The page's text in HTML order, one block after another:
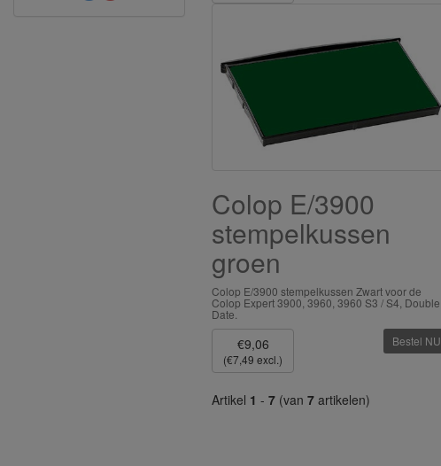
Colop E/3900
stempelkussen
groen
Colop E/3900 stempelkussen Zwart voor de
Colop Expert 3900, 3960, 3960 S3 / S4, Double
Date.
€9,06
(€7,49 excl.)
Bestel NU
Artikel 1 - 7 (van 7 artikelen)